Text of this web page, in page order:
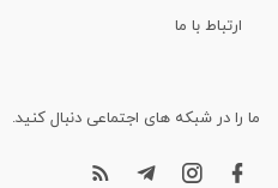
ارتباط با ما
ما را در شبکه های اجتماعی دنبال کنید.